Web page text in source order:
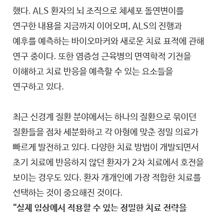
했다. ALS 환자의 뇌 조직으로 체세포 돌연변이를
연구한 내용을 지금까지 이어오며, ALS의 진행과
예후를 예측하는 바이오마커와 새로운 치료 표적에 관해
연구 중이다. 또한 염증성 근육병의 면역학적 기전을
이해하고 치료 반응을 예측할 수 있는 요소들을
연구하고 있다.
최근 신경계 질환 분야에서는 하나의 질환으로 묶이던
질환들을 점차 세분화하고 각 아형에 맞춘 정밀 의료가
빠르게 발전하고 있다. 다양한 치료 방법이 개발되면서
초기 치료에 반응하지 않던 환자가 2차 치료에서 호전을
보이는 경우도 있다. 환자 개개인에 가장 적합한 치료를
선택하는 것이 중요해진 것이다.
“실제 임상에서 적용할 수 있는 정밀한 치료 전략을